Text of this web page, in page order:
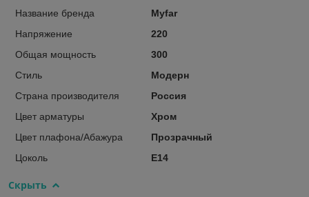
Название бренда
Myfar
Напряжение
220
Общая мощность
300
Стиль
Модерн
Страна производителя
Россия
Цвет арматуры
Хром
Цвет плафона/Абажура
Прозрачный
Цоколь
E14
Скрыть